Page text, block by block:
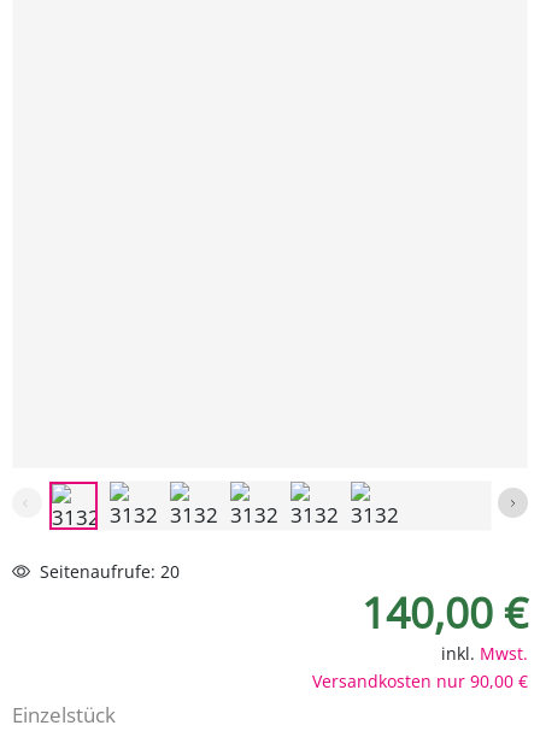
Seitenaufrufe: 20
140,00 €
inkl. Mwst.
Versandkosten nur 90,00 €
Einzelstück